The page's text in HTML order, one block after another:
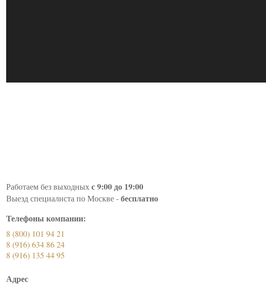
Работаем без выходныхс 9:00 до 19:00
Выезд специалиста по Москве -бесплатно
Телефоны компании:
8 (800) 101 94 21
8 (916) 634 86 24
8 (916) 135 44 95
Адрес